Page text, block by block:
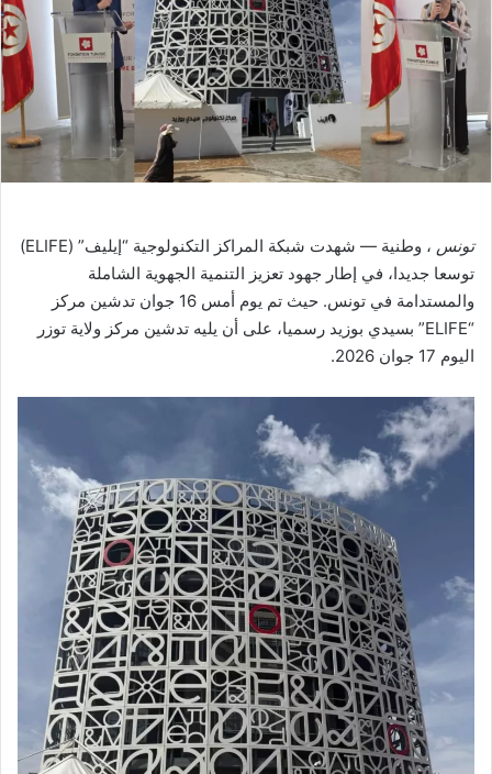
تونس
، وطنية — شهدت شبكة المراكز التكنولوجية “إيليف” (ELIFE)
توسعا جديدا، في إطار جهود تعزيز التنمية الجهوية الشاملة
والمستدامة في تونس. حيث تم يوم أمس 16 جوان تدشين مركز
“ELIFE” بسيدي بوزيد رسميا، على أن يليه تدشين مركز ولاية توزر
اليوم 17 جوان 2026.